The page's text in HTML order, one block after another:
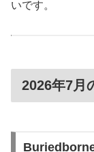
いです。
2026年7月